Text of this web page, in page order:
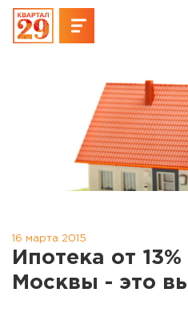
16 марта 2015
Ипотека от
Москвы - это